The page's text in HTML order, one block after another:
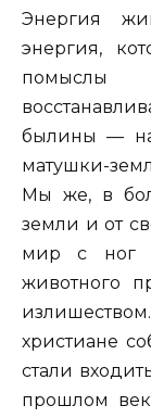
Энергия
энергия,
помыслы
былины —
матушки-
Мы же, в
земли и от
мир с ног
животного
христиане
стали
прошлом